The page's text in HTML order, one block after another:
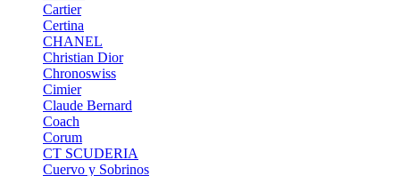
Cartier
Certina
CHANEL
Christian Dior
Chronoswiss
Cimier
Claude Bernard
Coach
Corum
CT SCUDERIA
Cuervo y Sobrinos